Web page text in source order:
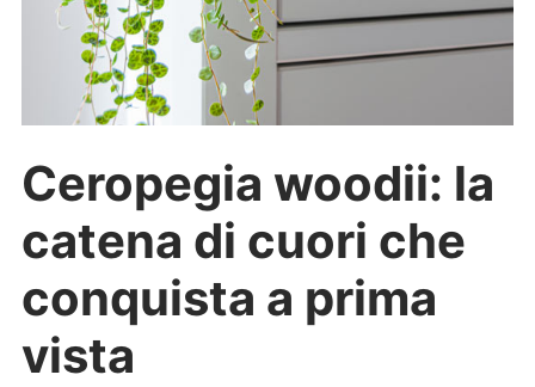
Ceropegia woodii: la
catena di cuori che
conquista a prima
vista